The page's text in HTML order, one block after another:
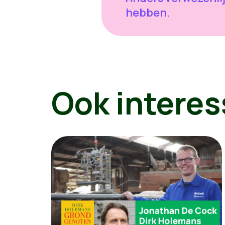
hebben.
Ook